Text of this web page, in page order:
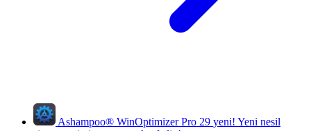
Ashampoo® WinOptimizer Pro 29 yeni! Yeni nesil